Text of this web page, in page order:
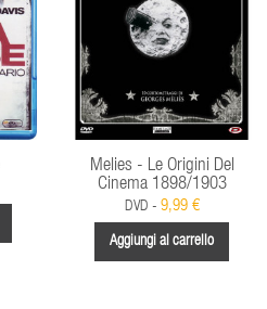
Melies - Le Origini Del
Cinema 1898/1903
DVD - 9,99 €
Aggiungi al carrello